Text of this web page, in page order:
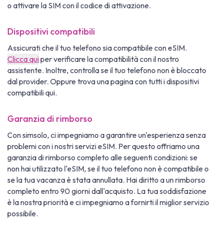
o attivare la SIM con il codice di attivazione.
Dispositivi compatibili
Assicurati che il tuo telefono sia compatibile con eSIM.
Clicca quiper verificare la compatibilità con il nostro
assistente. Inoltre, controlla se il tuo telefono non è bloccato
dal provider. Oppure trova una pagina con tutti i dispositivi
compatibili qui.
Garanzia di rimborso
Con simsolo, ci impegniamo a garantire un'esperienza senza
problemi con i nostri servizi eSIM. Per questo offriamo una
garanzia di rimborso completo alle seguenti condizioni: se
non hai utilizzato l'eSIM, se il tuo telefono non è compatibile o
se la tua vacanza è stata annullata. Hai diritto a un rimborso
completo entro 90 giorni dall'acquisto. La tua soddisfazione
è la nostra priorità e ci impegniamo a fornirti il miglior servizio
possibile.